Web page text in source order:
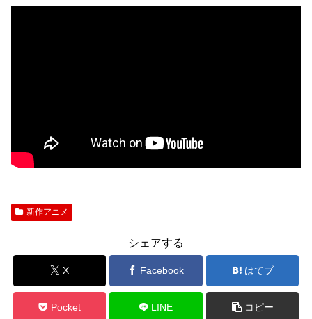
新作アニメ
シェアする
X Facebook はてブ
Pocket LINE コピー